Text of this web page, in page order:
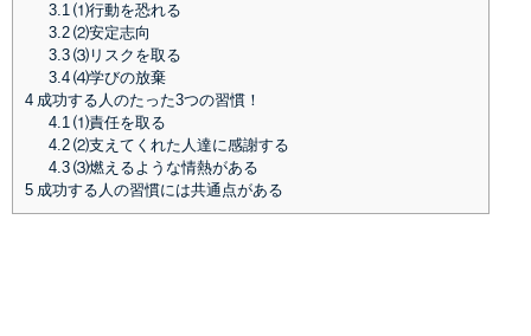
3.1 ⑴行動を恐れる
3.2⑵安定志向
3.3⑶リスクを取る
3.4⑷学びの放棄
4 成功する人のたった3つの習慣！
4.1 ⑴責任を取る
4.2⑵支えてくれた人達に感謝する
4.3⑶燃えるような情熱がある
5 成功する人の習慣には共通点がある